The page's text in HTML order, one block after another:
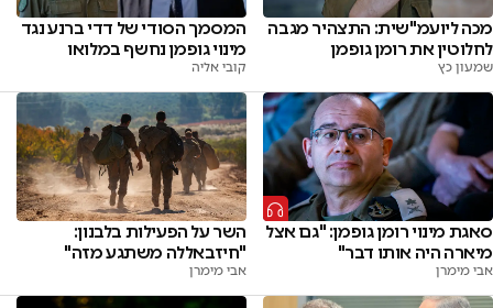
מכה ליועמ"שית: התצהיר מגבה
לחלוטין את רומן גופמן
שמעון כץ
המסמך הסודי של דדי ברנע נגד
מינוי גופמן נחשף במלואו
קובי אליה
סאגת מינוי רומן גופמן: "גם אצל
מיארה היה אותו דבר"
אבי מימרן
השר על הפעילות בלבנון:
"חיזבאללה משתגע מזה"
אבי מימרן